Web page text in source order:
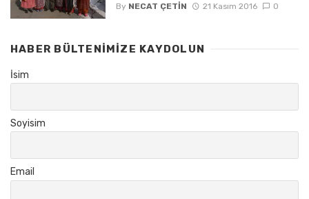
By NECAT ÇETIN 21 Kasım 2016 0
HABER BÜLTENIMIZE KAYDOLUN
İsim
Soyisim
Email